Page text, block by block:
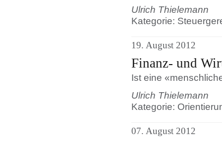
Ulrich Thielemann
Kategorie:
19. August 2012
Finanz- und
Ist eine
Ulrich Thielemann
Kategorie:
07. August 2012